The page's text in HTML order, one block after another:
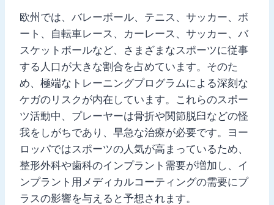
欧州では、バレーボール、テニス、サッカー、ボ
ート、自転車レース、カーレース、サッカー、バ
スケットボールなど、さまざまなスポーツに従事
する人口が大きな割合を占めています。そのた
め、極端なトレーニングプログラムによる深刻な
ケガのリスクが内在しています。これらのスポー
ツ活動中、プレーヤーは骨折や関節脱臼などの怪
我をしがちであり、早急な治療が必要です。ヨー
ロッパではスポーツの人気が高まっているため、
整形外科や歯科のインプラント需要が増加し、イ
ンプラント用メディカルコーティングの需要にプ
ラスの影響を与えると予想されます。